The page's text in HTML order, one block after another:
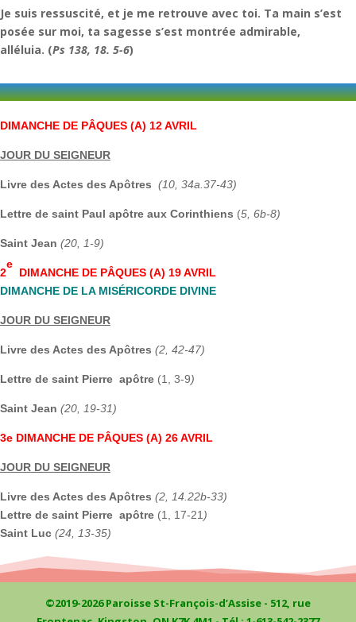
Je suis ressuscité, et je me retrouve avec toi. Ta main s’est
posée sur moi, ta sagesse s’est montrée admirable,
alléluia. (Ps 138, 18. 5-6)
DIMANCHE DE PÂQUES (A) 12 AVRIL
JOUR DU SEIGNEUR
Livre des Actes des Apôtres (10, 34a.37-43)
Lettre de saint Paul apôtre aux Corinthiens (5, 6b-8)
Saint Jean (20, 1-9)
2
e
DIMANCHE DE PÂQUES (A) 19 AVRIL
DIMANCHE DE LA MISÉRICORDE DIVINE
JOUR DU SEIGNEUR
Livre des Actes des Apôtres (2, 42-47)
Lettre de saint Pierre apôtre (1, 3-9)
Saint Jean (20, 19-31)
3e DIMANCHE DE PÂQUES (A) 26 AVRIL
JOUR DU SEIGNEUR
Livre des Actes des Apôtres (2, 14.22b-33)
Lettre de saint Pierre apôtre (1, 17-21 )
Saint Luc (24, 13-35)
©2019-2026 Paroisse St-François-d’Assise - 512, rue